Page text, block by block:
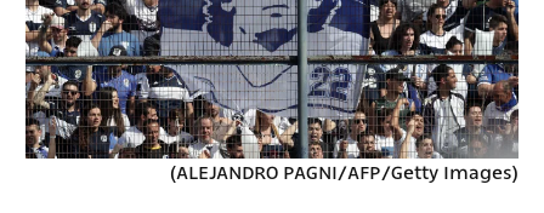
(ALEJANDRO PAGNI/AFP/Getty Images)